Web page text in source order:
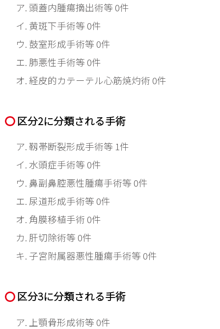
頭蓋内腫瘍摘出術等 0件
黄斑下手術等 0件
鼓室形成手術等 0件
肺悪性手術等 0件
経皮的カテーテル心筋焼灼術 0件
区分2に分類される手術
靱帯断裂形成手術等 1件
水頭症手術等 0件
鼻副鼻腔悪性腫瘍手術等 0件
尿道形成手術等 0件
角膜移植手術 0件
肝切除術等 0件
子宮附属器悪性腫瘍手術等 0件
区分3に分類される手術
上顎骨形成術等 0件